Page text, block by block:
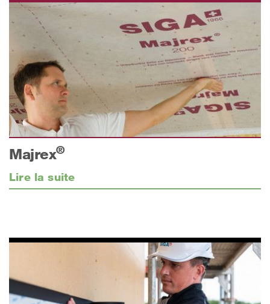
Majrex®
Lire la suite